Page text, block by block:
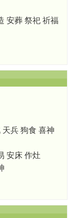
安葬 祭祀 祈福
天兵 狗食 喜神
安床 作灶